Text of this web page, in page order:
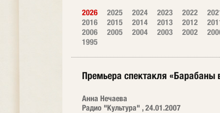
2026 2025 2024 2023 2022
2016
2015 2014 2013 2012
2006
2005 2004 2003 2002
1995
Премьера спектакля «Барабаны
Анна Нечаева
Радио "Культура" , 24.01.2007